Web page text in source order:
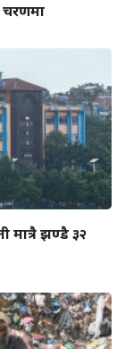
चरणमा
मात्रै झण्डै ३२